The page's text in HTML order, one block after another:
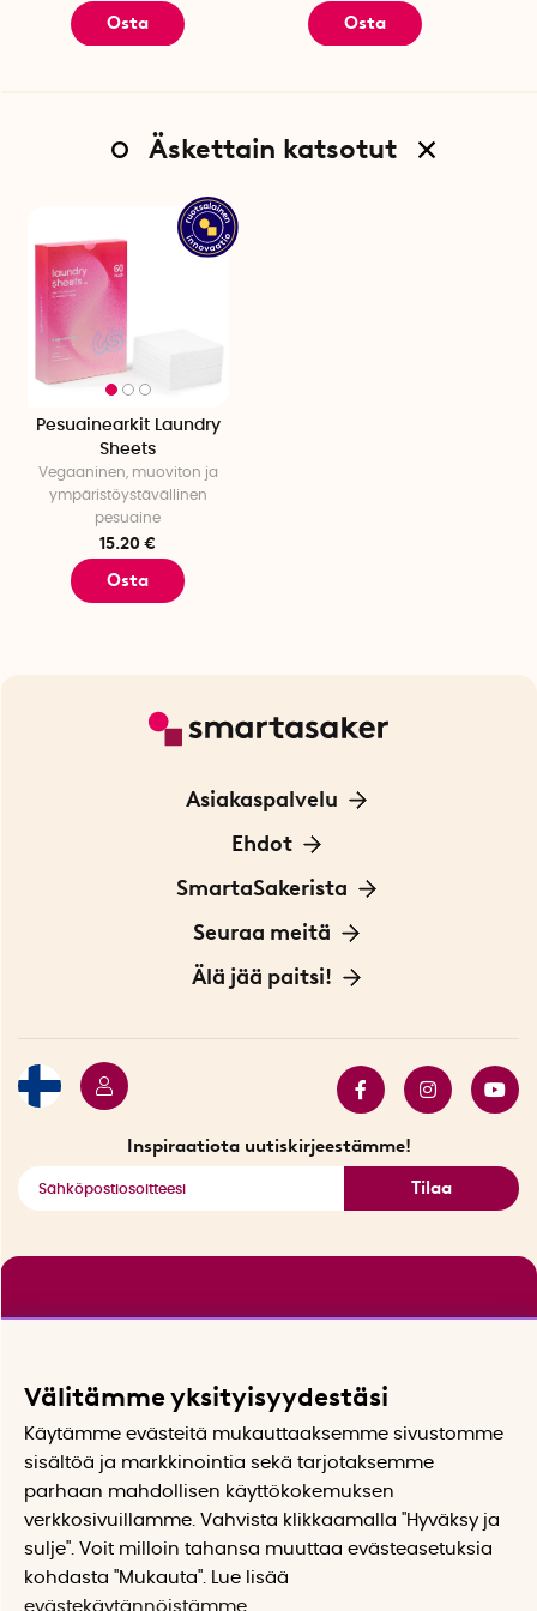
Tekniset tiedot
Tuoksu: Valitse tuoksuton tai hajustettu pyykinpesuaine
Natriumdodekyylisulfaatti, glyseroli, dekyyli, glukosidi, betaiini,
rasva-alkoholi, polyglykoli, poly(vinyylialkoholi),
Trinatriumsitraatti.
Osta Osta
Äskettain katsotut
Pesuainearkit Laundry
Sheets
Vegaaninen, muoviton ja
ympäristöystävällinen
pesuaine
15.20 €
Osta
Asiakaspalvelu
Ota yhteyttä
Ehdot
Tietoa evästeistä
Yksityisyydensuoja
Sopimusehdot
SmartaSakerista
Meistä
Myymälä Tukholmassa
Seuraa meitä
Innovaattoriblogi
Älä jää paitsi!
Katso kaikki älykkäät tuotteet
Inspiraatiota uutiskirjeestämme!
Tilaa
Välitämme yksityisyydestäsi
Käytämme evästeitä mukauttaaksemme sivustomme
sisältöä ja markkinointia sekä tarjotaksemme
parhaan mahdollisen käyttökokemuksen
verkkosivuillamme. Vahvista klikkaamalla "Hyväksy ja
sulje". Voit milloin tahansa muuttaa evästeasetuksia
kohdasta "Mukauta". Lue lisää
evästekäytännöistämme